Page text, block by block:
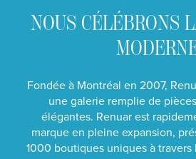
NOUS CÉLÉBRONS
Fondée à Montréal en 2007,
une galerie remplie de
élégantes. Renuar est
marque en pleine expansion,
1000 boutiques uniques à travers